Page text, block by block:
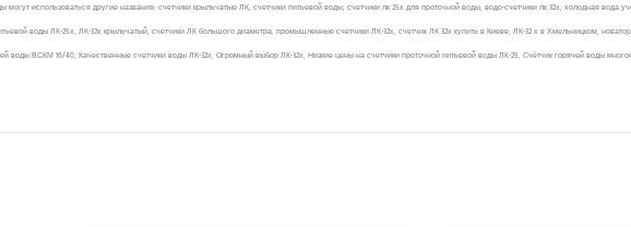
использоваться другие названия: счетчики крыльчатые ЛК, счетчики питьевой воды, счетчики лк 25х для проточной воды, водо-счетчики лк 32х, холодная
воды ЛК-25х, ЛК-32х крыльчатый, счетчики ЛК большого диаметра, промышленные счетчики ЛК-32х, счетчик ЛК 32х купить в Киеве, ЛК-32 х в Хмельницком,
воды ВСКМ 16/40, Качественные счетчики воды ЛК-32х, Огромный выбор ЛК-32х, Низкие цены‎ на счетчики проточной питьевой воды ЛК-25, Счётчик горячей воды